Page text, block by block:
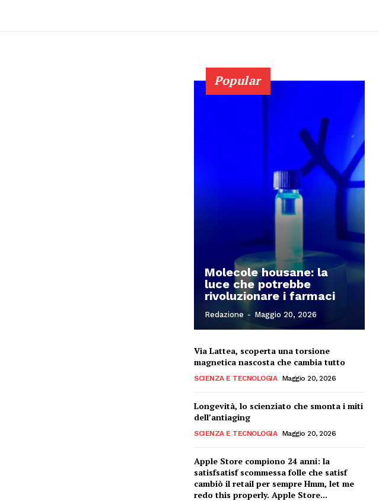
Popular
Molecole housane: la
luce che potrebbe
rivoluzionare i farmaci
Redazione - Maggio 20, 2026
Via Lattea, scoperta una torsione
magnetica nascosta che cambia tutto
SCIENZA E TECNOLOGIA Maggio 20, 2026
Longevità, lo scienziato che smonta i miti
dell’antiaging
SCIENZA E TECNOLOGIA Maggio 20, 2026
Apple Store compiono 24 anni: la
satisfsatisf scommessa folle che satisf
cambiò il retail per sempre Hmm, let me
redo this properly. Apple Store...